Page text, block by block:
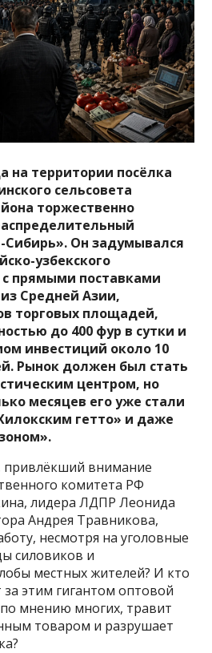
на территории посёлка
сельсовета
торжественно
Сибирь». Он задумывался
узбекского
прямыми поставками
Средней Азии,
торговых площадей,
до 400 фур в сутки и
инвестиций около 10
Рынок должен был стать
центром, но
месяцев его уже стали
гетто» и даже
привлёкший внимание
комитета РФ
лидера ЛДПР Леонида
Андрея Травникова,
несмотря на уголовные
силовиков и
местных жителей? И кто
этим гигантом оптовой
мнению многих, травит
товаром и разрушает